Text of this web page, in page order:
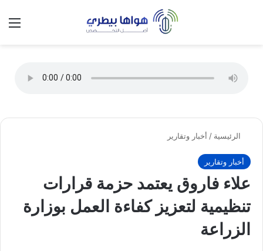
الوضع
الرئيسية / أخبار وتقارير
أخبار وتقارير
علاء فاروق يعتمد حزمة قرارات
تنظيمية لتعزيز كفاءة العمل بوزارة
الزراعة